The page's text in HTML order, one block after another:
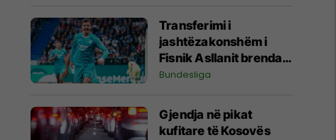
Transferimi i
jashtëzakonshëm i
Fisnik Asllanit brenda
Bundesligës po bëhet
detajet e fundit
Bundesliga
Gjendja në pikat
kufitare të Kosovës